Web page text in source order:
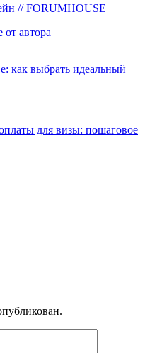
// FORUMHOUSE
автора
как выбрать идеальный
для визы: пошаговое